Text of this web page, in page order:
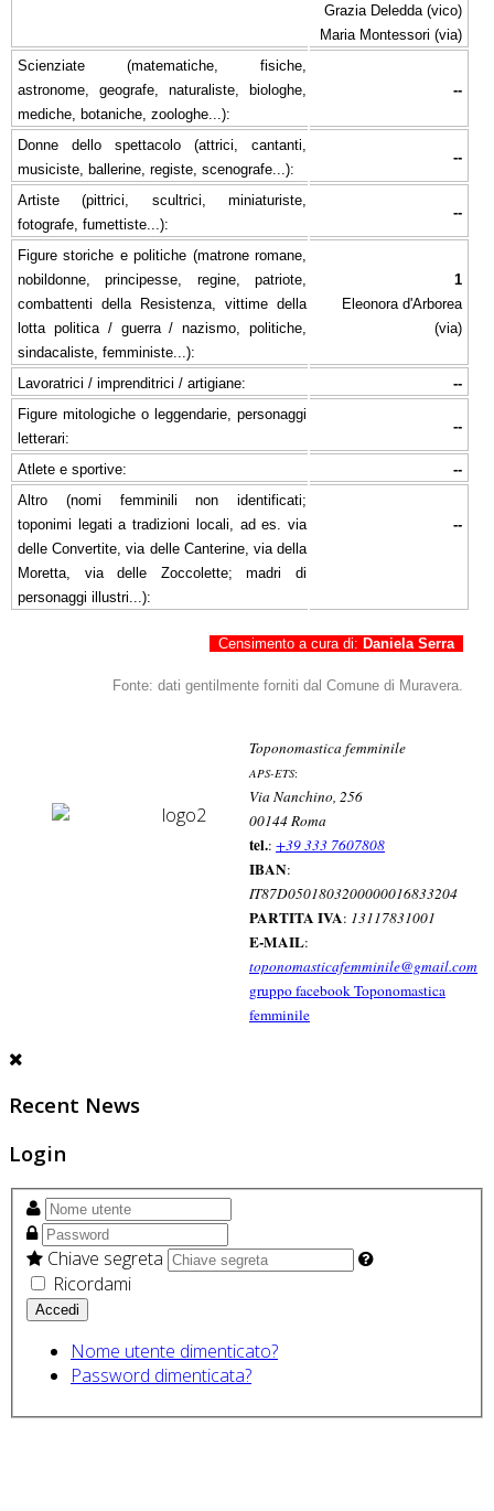
Grazia Deledda (vico)
Maria Montessori (via)
Scienziate (matematiche, fisiche,
astronome, geografe, naturaliste, biologhe,
mediche, botaniche, zoologhe...):
--
Donne dello spettacolo (attrici, cantanti,
musiciste, ballerine, registe, scenografe...):
--
Artiste (pittrici, scultrici, miniaturiste,
fotografe, fumettiste...):
--
Figure storiche e politiche (matrone romane,
nobildonne, principesse, regine, patriote,
combattenti della Resistenza, vittime della
lotta politica / guerra / nazismo, politiche,
sindacaliste, femministe...):
1
Eleonora d'Arborea
(via)
Lavoratrici / imprenditrici / artigiane:
--
Figure mitologiche o leggendarie, personaggi
letterari:
--
Atlete e sportive:
--
Altro (nomi femminili non identificati;
toponimi legati a tradizioni locali, ad es. via
delle Convertite, via delle Canterine, via della
Moretta, via delle Zoccolette; madri di
personaggi illustri...):
--
Censimento a cura di: Daniela Serra
Fonte: dati gentilmente forniti dal Comune di Muravera.
Toponomastica femminile
APS-ETS:
Via Nanchino, 256
00144 Roma
tel.: +39 333 7607808
IBAN:
IT87D0501803200000016833204
PARTITA IVA: 13117831001
E-MAIL:
toponomasticafemminile@gmail.com
gruppo facebook Toponomastica
femminile
Recent News
Login
Chiave segreta
Ricordami
Nome utente dimenticato?
Password dimenticata?